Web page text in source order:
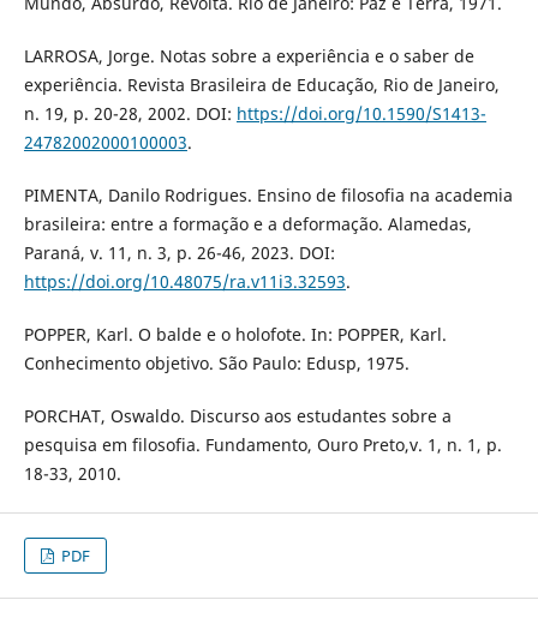
LARROSA, Jorge. Notas sobre a experiência e o saber de
experiência. Revista Brasileira de Educação, Rio de Janeiro,
n. 19, p. 20-28, 2002. DOI: https://doi.org/10.1590/S1413-
24782002000100003.
PIMENTA, Danilo Rodrigues. Ensino de filosofia na academia
brasileira: entre a formação e a deformação. Alamedas,
Paraná, v. 11, n. 3, p. 26-46, 2023. DOI:
https://doi.org/10.48075/ra.v11i3.32593.
POPPER, Karl. O balde e o holofote. In: POPPER, Karl.
Conhecimento objetivo. São Paulo: Edusp, 1975.
PORCHAT, Oswaldo. Discurso aos estudantes sobre a
pesquisa em filosofia. Fundamento, Ouro Preto,v. 1, n. 1, p.
18-33, 2010.
PDF